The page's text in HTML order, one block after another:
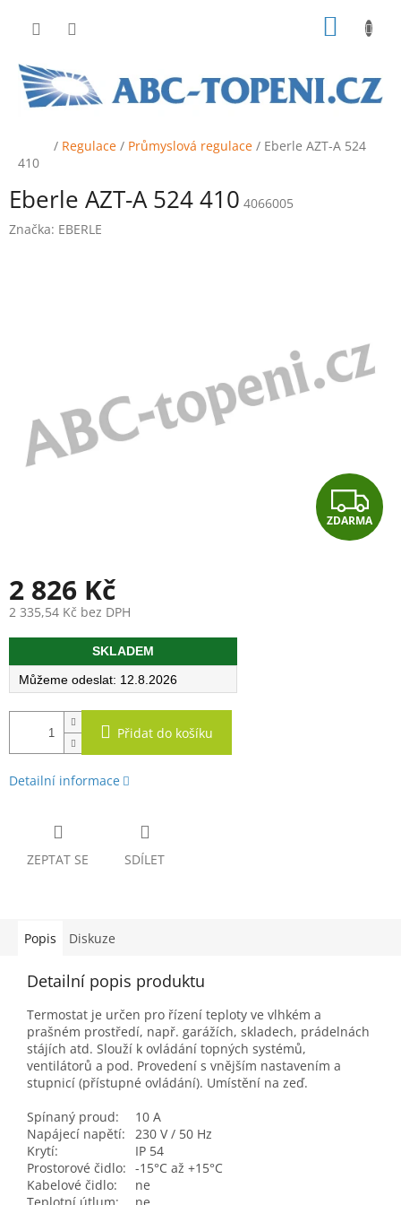
Domů
/ Regulace / Průmyslová regulace / Eberle AZT-A 524
410
Eberle AZT-A 524 410 4066005
Značka: EBERLE
Z
D
ZDARMA
2 826 Kč
2 335,54 Kč bez DPH
Měrná
SKLADEM
12.8.2026
Přidat do košíku
Detailní informace
ZEPTAT SE SDÍLET
Popis Diskuze
Detailní popis produktu
Termostat je určen pro řízení teploty ve vlhkém a
prašném prostředí, např. garážích, skladech, prádelnách
stájích atd. Slouží k ovládání topných systémů,
ventilátorů a pod. Provedení s vnějším nastavením a
stupnicí (přístupné ovládání). Umístění na zeď.
Spínaný proud:
10 A
Napájecí napětí:
230 V / 50 Hz
Krytí:
IP 54
Prostorové čidlo: -15°C až +15°C
Kabelové čidlo:
ne